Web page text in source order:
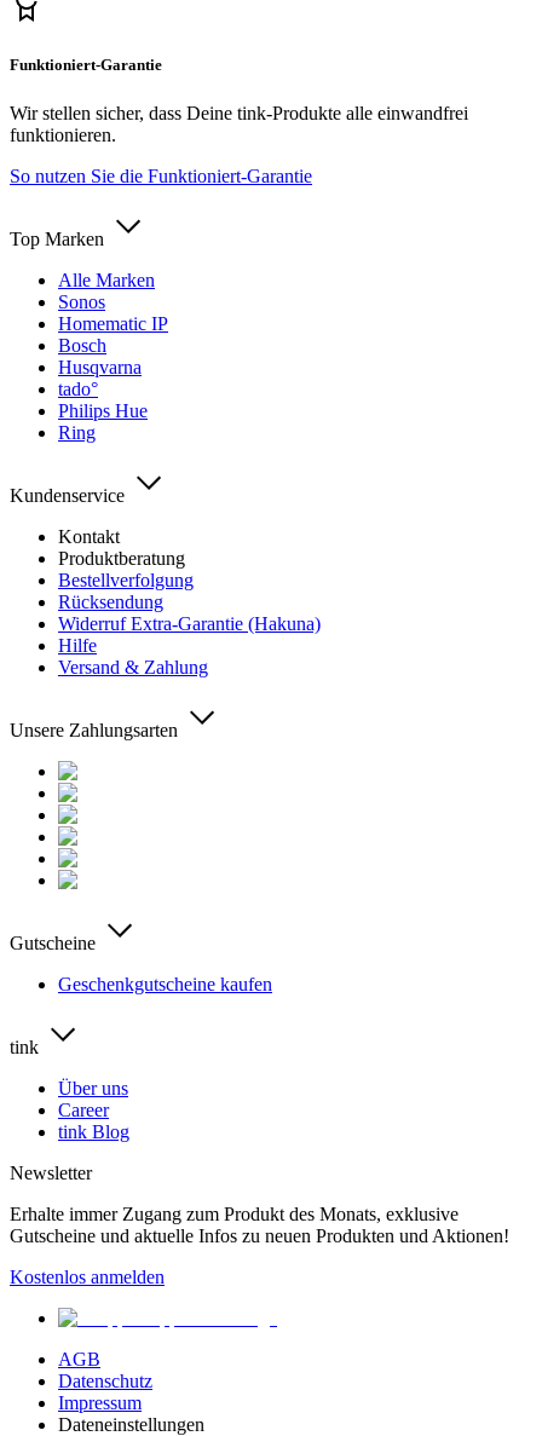
Funktioniert-Garantie
Wir stellen sicher, dass Deine tink-Produkte alle einwandfrei
funktionieren.
So nutzen Sie die Funktioniert-Garantie
Top Marken
Alle Marken
Sonos
Homematic IP
Bosch
Husqvarna
tado°
Philips Hue
Ring
Kundenservice
Kontakt
Produktberatung
Bestellverfolgung
Rücksendung
Widerruf Extra-Garantie (Hakuna)
Hilfe
Versand & Zahlung
Unsere Zahlungsarten
Gutscheine
Geschenkgutscheine kaufen
tink
Über uns
Career
tink Blog
Newsletter
Erhalte immer Zugang zum Produkt des Monats, exklusive
Gutscheine und aktuelle Infos zu neuen Produkten und Aktionen!
Kostenlos anmelden
AGB
Datenschutz
Impressum
Dateneinstellungen